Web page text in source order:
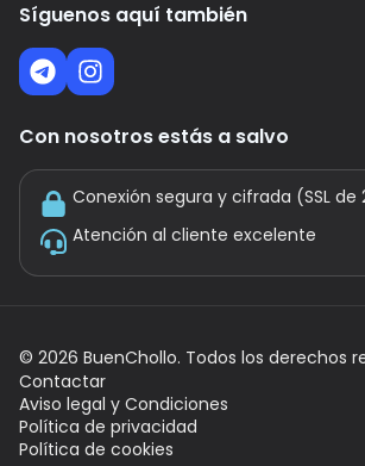
Síguenos aquí también
Con nosotros estás a salvo
Conexión segura y cifrada (SSL de
Atención al cliente excelente
© 2026 BuenChollo. Todos los derechos
Contactar
Aviso legal y Condiciones
Política de privacidad
Política de cookies